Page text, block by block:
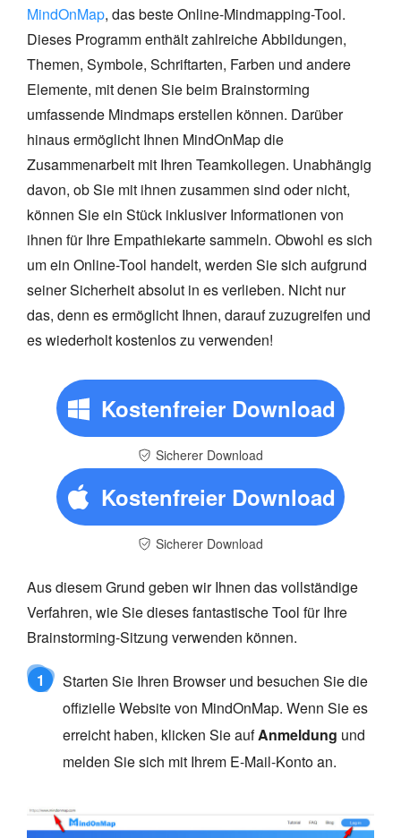
MindOnMap, das beste Online-Mindmapping-Tool.
Dieses Programm enthält zahlreiche Abbildungen,
Themen, Symbole, Schriftarten, Farben und andere
Elemente, mit denen Sie beim Brainstorming
umfassende Mindmaps erstellen können. Darüber
hinaus ermöglicht Ihnen MindOnMap die
Zusammenarbeit mit Ihren Teamkollegen. Unabhängig
davon, ob Sie mit ihnen zusammen sind oder nicht,
können Sie ein Stück inklusiver Informationen von
ihnen für Ihre Empathiekarte sammeln. Obwohl es sich
um ein Online-Tool handelt, werden Sie sich aufgrund
seiner Sicherheit absolut in es verlieben. Nicht nur
das, denn es ermöglicht Ihnen, darauf zuzugreifen und
es wiederholt kostenlos zu verwenden!
Kostenfreier Download
Sicherer Download
Kostenfreier Download
Sicherer Download
Aus diesem Grund geben wir Ihnen das vollständige
Verfahren, wie Sie dieses fantastische Tool für Ihre
Brainstorming-Sitzung verwenden können.
1
Starten Sie Ihren Browser und besuchen Sie die
offizielle Website von MindOnMap. Wenn Sie es
erreicht haben, klicken Sie aufAnmeldung und
melden Sie sich mit Ihrem E-Mail-Konto an.